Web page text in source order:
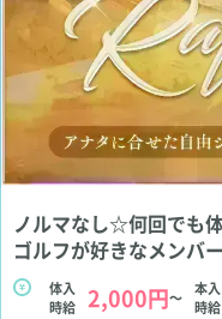
ノルマなし☆何回でも
ゴルフが好きなメンバ
体入
時給
2,000円～
本入
時給